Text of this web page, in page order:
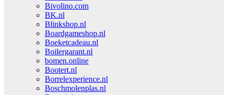
Bivolino.com
BK.nl
Blinkshop.nl
Boardgameshop.nl
Boeketcadeau.nl
Boilergarant.nl
bomen.online
Bootert.nl
Borrelexperience.nl
Boschmolenplas.nl